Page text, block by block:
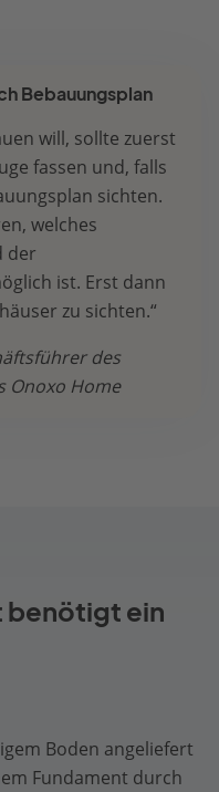
Bebauungsplan
will, sollte zuerst
fassen und, falls
sichten.
welches
der
ist. Erst dann
zu sichten.“
des
Onoxo Home
benötigt ein
Boden angeliefert
Fundament durch